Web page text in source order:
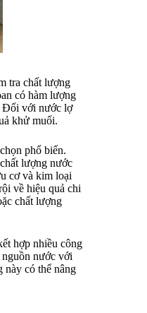
tra chất lượng
có hàm lượng
Đối với nước lợ
khử muối.
phổ biến.
lượng nước
cơ và kim loại
về hiệu quả chi
chất lượng
hợp nhiều công
nước với
này có thể nâng